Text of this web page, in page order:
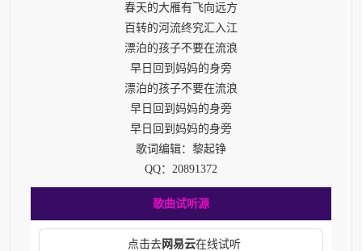
春天的大雁有飞向远方
百转的河流终究汇入江
漂泊的孩子不要在流浪
早日回到妈妈的身旁
漂泊的孩子不要在流浪
早日回到妈妈的身旁
早日回到妈妈的身旁
歌词编辑：黎起铮
QQ：20891372
歌曲试听源
点击去网易云在线试听